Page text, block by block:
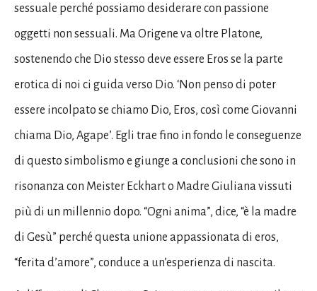
sessuale perché possiamo desiderare con passione
oggetti non sessuali. Ma Origene va oltre Platone,
sostenendo che Dio stesso deve essere Eros se la parte
erotica di noi ci guida verso Dio. ‘Non penso di poter
essere incolpato se chiamo Dio, Eros, così come Giovanni
chiama Dio, Agape’. Egli trae fino in fondo le conseguenze
di questo simbolismo e giunge a conclusioni che sono in
risonanza con Meister Eckhart o Madre Giuliana vissuti
più di un millennio dopo. “Ogni anima”, dice, “è la madre
di Gesù” perché questa unione appassionata di eros,
“ferita d’amore”, conduce a un’esperienza di nascita.